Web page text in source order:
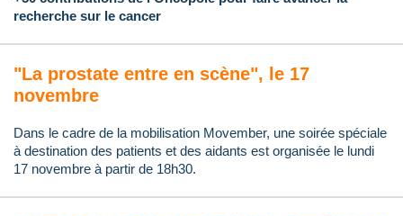
recherche sur le cancer
"La prostate entre en scène", le 17
novembre
Dans le cadre de la mobilisation Movember, une soirée spéciale
à destination des patients et des aidants est organisée le lundi
17 novembre à partir de 18h30.